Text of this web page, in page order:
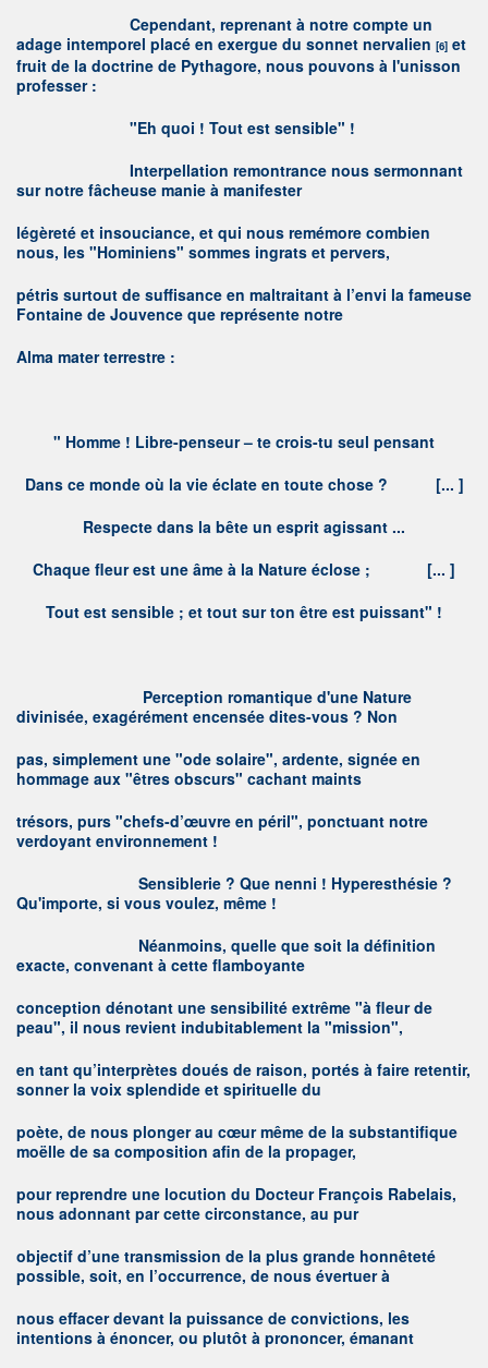
Cependant, reprenant à notre compte un
adage intemporel placé en exergue du sonnet nervalien [6] et
fruit de la doctrine de Pythagore, nous pouvons à l'unisson
professer :
"Eh quoi ! Tout est sensible" !
Interpellation remontrance nous sermonnant
sur notre fâcheuse manie à manifester
légèreté et insouciance, et qui nous remémore combien
nous, les "Hominiens" sommes ingrats et pervers,
pétris surtout de suffisance en maltraitant à l’envi la fameuse
Fontaine de Jouvence que représente notre
Alma mater terrestre :
" Homme ! Libre-penseur – te crois-tu seul pensant
Dans ce monde où la vie éclate en toute chose ? [... ]
Respecte dans la bête un esprit agissant ...
Chaque fleur est une âme à la Nature éclose ; [... ]
Tout est sensible ; et tout sur ton être est puissant" !
Perception romantique d'une Nature
divinisée, exagérément encensée dites-vous ? Non
pas, simplement une "ode solaire", ardente, signée en
hommage aux "êtres obscurs" cachant maints
trésors, purs "chefs-d’œuvre en péril", ponctuant notre
verdoyant environnement !
Sensiblerie ? Que nenni ! Hyperesthésie ?
Qu'importe, si vous voulez, même !
Néanmoins, quelle que soit la définition
exacte, convenant à cette flamboyante
conception dénotant une sensibilité extrême "à fleur de
peau", il nous revient indubitablement la "mission",
en tant qu’interprètes doués de raison, portés à faire retentir,
sonner la voix splendide et spirituelle du
poète, de nous plonger au cœur même de la substantifique
moëlle de sa composition afin de la propager,
pour reprendre une locution du Docteur François Rabelais,
nous adonnant par cette circonstance, au pur
objectif d’une transmission de la plus grande honnêteté
possible, soit, en l’occurrence, de nous évertuer à
nous effacer devant la puissance de convictions, les
intentions à énoncer, ou plutôt à prononcer, émanant